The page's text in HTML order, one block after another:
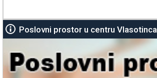
Poslovni prostor u centru Vlasotinca